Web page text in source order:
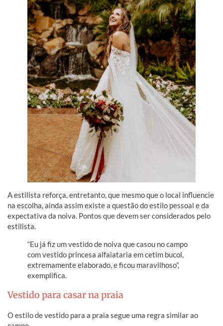
A estilista reforça, entretanto, que mesmo que o local influencie
na escolha, ainda assim existe a questão do estilo pessoal e da
expectativa da noiva. Pontos que devem ser considerados pelo
estilista.
“Eu já fiz um vestido de noiva que casou no campo
com vestido princesa alfaiataria em cetim bucol,
extremamente elaborado, e ficou maravilhoso”,
exemplifica.
Vestido para casar na praia
O estilo de vestido para a praia segue uma regra similar ao